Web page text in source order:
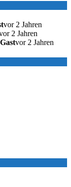
vor 2 Jahren
2 Jahren
Gastvor 2 Jahren